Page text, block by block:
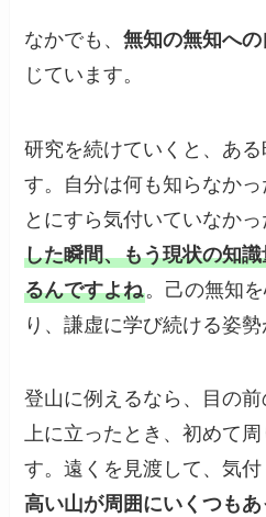
なかでも、無知の無知への
じています。
研究を続けていくと、あ
す。自分は何も知らなか
とにすら気付いていなか
した瞬間、もう現状の知
るんですよね。己の無知
り、謙虚に学び続ける姿勢
登山に例えるなら、目の
上に立ったとき、初めて
す。遠くを見渡して、気付
高い山が周囲にいくつも